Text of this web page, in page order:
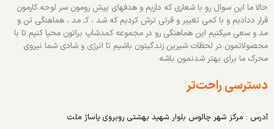
حالا ما این سوال رو با شعاری که داریم و هدفهای پیش رومون سر لوحه کارمون
قرار ددادیم و با کمی تغییر و قرتی ترش کردیم که شد ، کـ مد ، هماهنگی تن و
مد و سعی میکنیم این هماهنگی رو در مجموعه کمدشاپ براتون محیا کنیم تا با
محصولاتمون در لحظات شیرین زندگیتون باشیم تا انرژی و شادی شما نیروی
محرک ما برای بهتر شدنمون باشه
دسترسی راحت‌تر
آدرس : مرکز شهر چالوس بلوار شهید بهشتی روبروی پاساژ ملت